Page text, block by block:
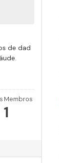
de dad
Membros
1